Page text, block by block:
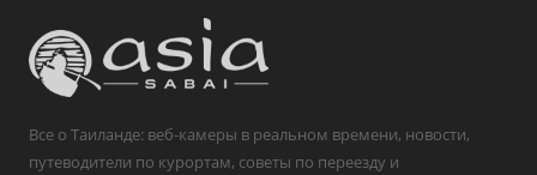
Все о Таиланде: веб-камеры в реальном времени, новости,
путеводители по курортам, советы по переезду и